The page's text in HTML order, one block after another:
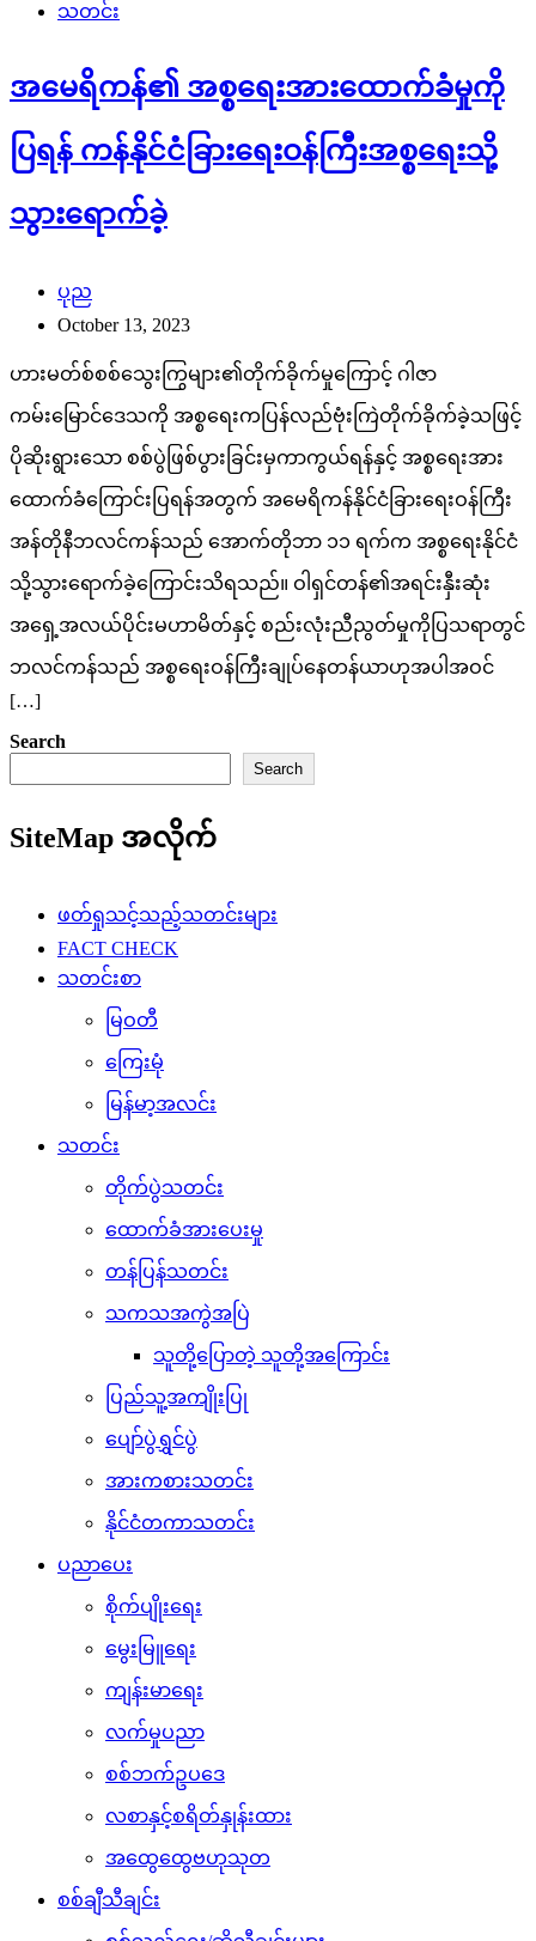
သတင်း
အမေရိကန်၏ အစ္စရေးအားထောက်ခံမှုကို
ပြရန် ကန်နိုင်ငံခြားရေးဝန်ကြီးအစ္စရေးသို့
သွားရောက်ခဲ့
ပုည
October 13, 2023
ဟားမတ်စ်စစ်သွေးကြွများ၏တိုက်ခိုက်မှု‌ကြောင့် ဂါဇာ
ကမ်းမြောင်ဒေသကို အစ္စရေးကပြန်လည်ဗုံးကြဲတိုက်ခိုက်ခဲ့သဖြင့်
ပိုဆိုးရွားသော စစ်ပွဲဖြစ်ပွားခြင်းမှကာကွယ်ရန်နှင့် အစ္စရေးအား
ထောက်ခံကြောင်းပြရန်အတွက် အမေရိကန်နိုင်ငံခြားရေးဝန်ကြီး
အန်တိုနီဘလင်ကန်သည် အောက်တိုဘာ ၁၁ ရက်က အစ္စရေးနိုင်ငံ
သို့သွားရောက်ခဲ့ကြောင်းသိရသည်။ ဝါရှင်တန်၏အရင်းနှီးဆုံး
အရှေ့အလယ်ပိုင်းမဟာမိတ်နှင့် စည်းလုံးညီညွတ်မှုကိုပြသရာတွင်
ဘလင်ကန်သည် အစ္စရေးဝန်ကြီးချုပ်နေတန်ယာဟုအပါအဝင်
[…]
Search
Search
SiteMap အလိုက်
ဖတ်ရှုသင့်သည့်သတင်းများ
FACT CHECK
သတင်းစာ
မြဝတီ
ကြေးမုံ
မြန်မာ့အလင်း
သတင်း
တိုက်ပွဲသတင်း
ထောက်ခံအားပေးမှု
တန်ပြန်သတင်း
သကသအကွဲအပြဲ
သူတို့ပြောတဲ့ သူတို့အကြောင်း
ပြည်သူ့အကျိုးပြု
ပျော်ပွဲရွှင်ပွဲ
အားကစားသတင်း
နိုင်ငံတကာသတင်း
ပညာပေး
စိုက်ပျိုးရေး
မွေးမြူရေး
ကျန်းမာရေး
လက်မှုပညာ
စစ်ဘက်ဥပဒေ
လစာနှင့်စရိတ်နှုန်းထား
အထွေထွေဗဟုသုတ
စစ်ချီသီချင်း